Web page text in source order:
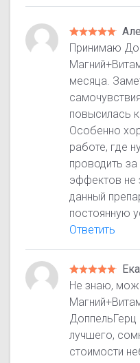
Принимаю
месяца.
повысилась
Особенно
работе, где
проводить
эффектов не
данный
постоянную
Ответить
Не знаю,
ДоппельГерц
лучшего,
стоимости